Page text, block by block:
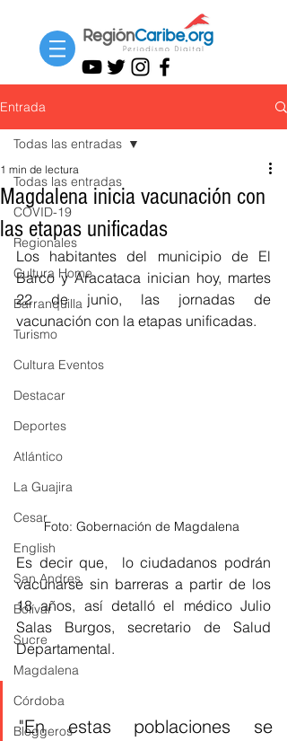
Entrada
Todas las entradas
COVID-19
Regionales
Cultura Home
Barranquilla
Turismo
Cultura Eventos
Destacar
Deportes
Atlántico
La Guajira
Cesar
English
San Andres
Bolívar
Sucre
Magdalena
Córdoba
Bloggeros
Todas las entradas
Magdalena inicia vacunación con
las etapas unificadas
1 min de lectura
Los habitantes del municipio de El
Barco y Aracataca inician hoy, martes
22 de junio, las jornadas de
vacunación con la etapas unificadas.
Foto: Gobernación de Magdalena
Es decir que,  lo ciudadanos podrán
vacunarse sin barreras a partir de los
18 años, así detalló el médico Julio
Salas Burgos, secretario de Salud
Departamental.
"En estas poblaciones se